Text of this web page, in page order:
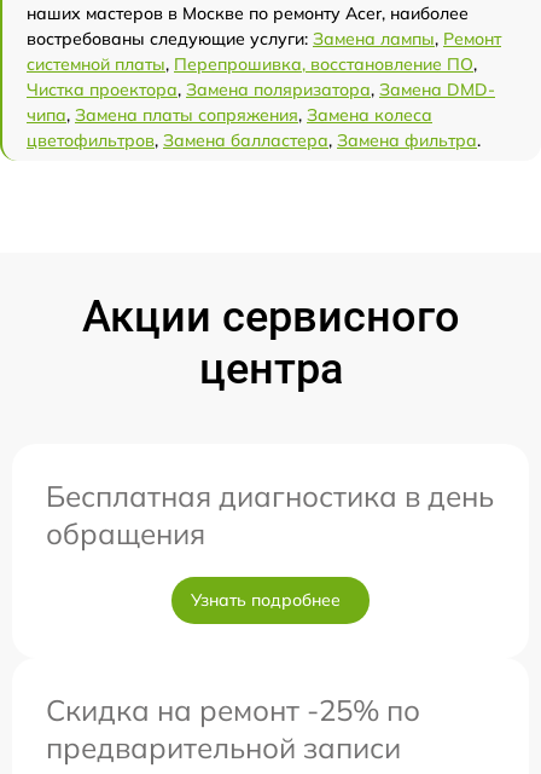
наших мастеров в Москве по ремонту Acer, наиболее
востребованы следующие услуги: Замена лампы, Ремонт
системной платы, Перепрошивка, восстановление ПО,
Чистка проектора, Замена поляризатора, Замена DMD-
чипа, Замена платы сопряжения, Замена колеса
цветофильтров, Замена балластера, Замена фильтра.
Акции сервисного
центра
Бесплатная диагностика в день
обращения
Узнать подробнее
Скидка на ремонт -25% по
предварительной записи